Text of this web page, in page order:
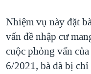
Nhiệm vụ này đặt
vấn đề nhập cư
cuộc phỏng vấn
6/2021, bà đã bị